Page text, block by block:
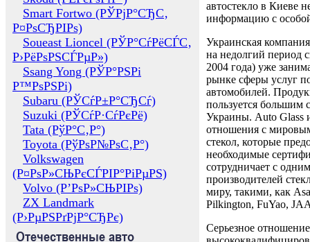
Smart Fortwo (РЎРјР°СЂС‚
Р¤РѕСЂРІРѕ)
Soueast Lioncel (РЎР°СѓРёСЃС‚
Р›РёРѕРЅСЃРµР»)
Ssang Yong (РЎР°РЅРі
Р™РѕРЅРі)
Subaru (РЎСѓР±Р°СЂСѓ)
Suzuki (РЎСѓР·СѓРєРё)
Tata (РўР°С‚Р°)
Toyota (РўРѕР№РѕС‚Р°)
Volkswagen
(Р¤РѕР»СЊРєСЃРІР°РіРµРЅ)
Volvo (Р’РѕР»СЊРІРѕ)
ZX Landmark
(Р›РµРЅРґРјР°СЂРє)
Отечественные авто
автостекло в Киеве
информацию с
Украинская
на недолгий период
2004 года) уже
рынке сферы услуг
автомобилей.
пользуется большим
Украины. Auto Glass
отношения с
стекол, которые
необходимые
сотрудничает с
производителей
миру, такими, как
Pilkington, FuYao,
Серьезное отношение